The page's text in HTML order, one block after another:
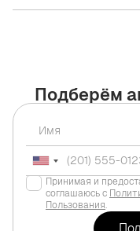
Подберём
Принимая и
соглашаюсь с
Пользования.